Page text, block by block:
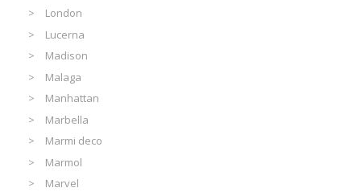
London
Lucerna
Madison
Malaga
Manhattan
Marbella
Marmi deco
Marmol
Marvel